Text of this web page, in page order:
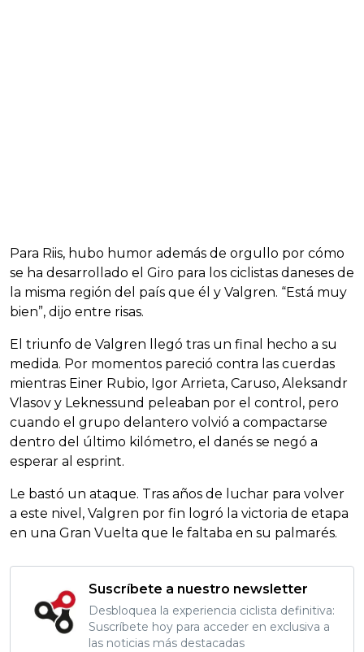
Para Riis, hubo humor además de orgullo por cómo
se ha desarrollado el Giro para los ciclistas daneses de
la misma región del país que él y Valgren. “Está muy
bien”, dijo entre risas.
El triunfo de Valgren llegó tras un final hecho a su
medida. Por momentos pareció contra las cuerdas
mientras Einer Rubio, Igor Arrieta, Caruso, Aleksandr
Vlasov y Leknessund peleaban por el control, pero
cuando el grupo delantero volvió a compactarse
dentro del último kilómetro, el danés se negó a
esperar al esprint.
Le bastó un ataque. Tras años de luchar para volver
a este nivel, Valgren por fin logró la victoria de etapa
en una Gran Vuelta que le faltaba en su palmarés.
Suscríbete a nuestro newsletter
Desbloquea la experiencia ciclista definitiva:
Suscríbete hoy para acceder en exclusiva a
las noticias más destacadas